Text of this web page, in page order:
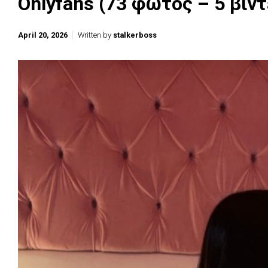
April 20, 2026 Written by stalkerboss